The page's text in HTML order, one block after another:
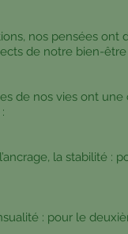
nos pensées ont
de notre bien-
de nos vies ont une
la stabilité :
: pour le